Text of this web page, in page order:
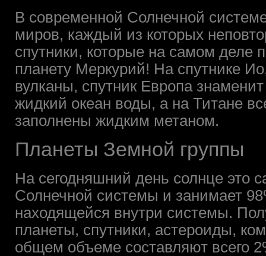
В современной Солнечной
миров, каждый из которых
спутники, которые на самом
планету Меркурий! На спутнике
вулканы, спутник Европа
жидкий океан воды, а на Титане
заполнены жидким метаном.
Планеты Земной группы
На сегодняшний день солнце это
Солнечной системы и занимает
находящейся внутри системы.
планеты, спутники, астероиды,
общем объеме составляют всего